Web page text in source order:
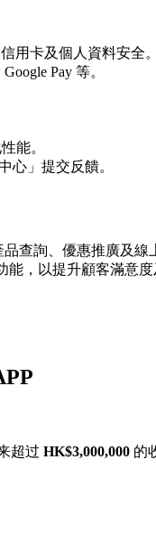
用卡及個人資料安全。
Pay 等。
能。
心」提交反饋。
品查詢、優惠推廣
，以提升顧客滿意度
超过 HK$3,000,000 的